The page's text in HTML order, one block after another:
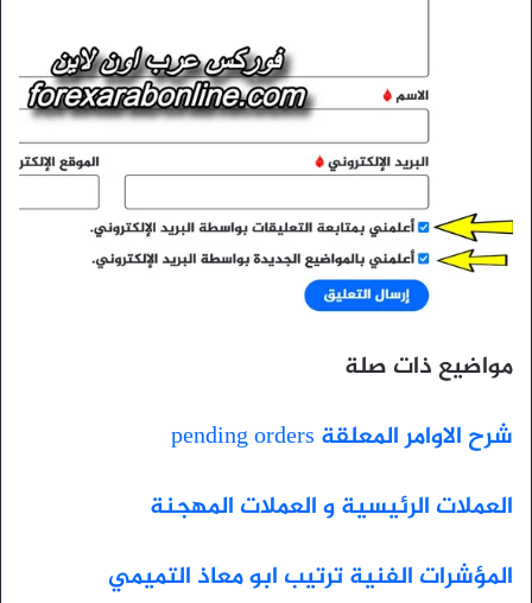
مواضيع ذات صلة
شرح الاوامر المعلقة pending orders
العملات الرئيسية و العملات المهجنة
المؤشرات الفنية ترتيب ابو معاذ التميمي